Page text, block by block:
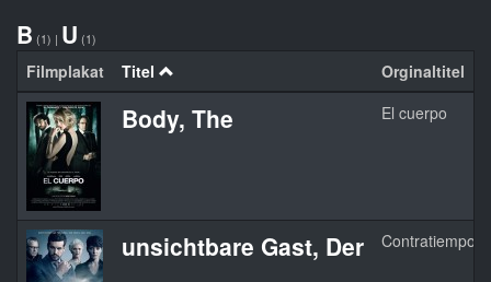
B (1) | U (1)
Filmplakat Titel Orginaltitel
Body, The El cuerpo
unsichtbare Gast, Der Contratiempo